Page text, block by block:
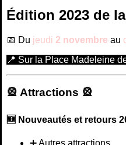
Édition 2023 de
📅 Du jeudi 2 novembre au
📍 Sur la Place Madeleine
🎡 Attractions 🎡
🆕 Nouveautés et retours
➕ Autres attractions…